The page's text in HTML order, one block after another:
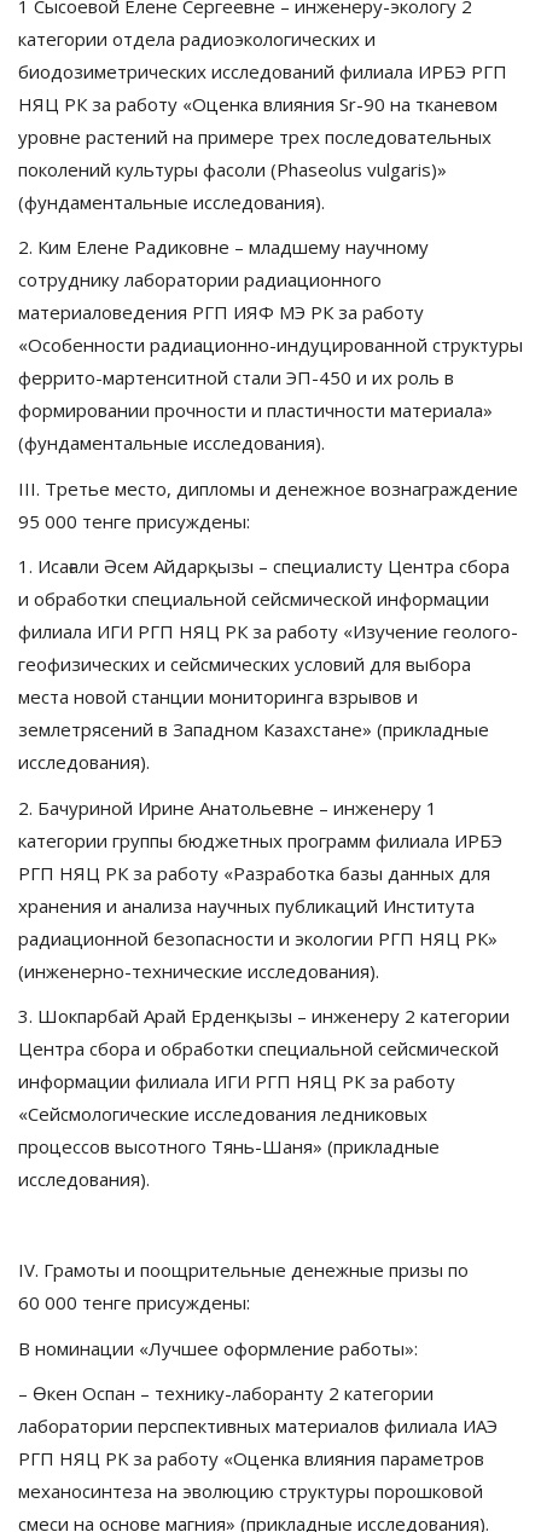
1 Сысоевой Елене Сергеевне – инженеру-экологу 2
категории отдела радиоэкологических и
биодозиметрических исследований филиала ИРБЭ РГП
НЯЦ РК за работу «Оценка влияния Sr-90 на тканевом
уровне растений на примере трех последовательных
поколений культуры фасоли (Phaseolus vulgaris)»
(фундаментальные исследования).
2. Ким Елене Радиковне – младшему научному
сотруднику лаборатории радиационного
материаловедения РГП ИЯФ МЭ РК за работу
«Особенности радиационно-индуцированной структуры
феррито-мартенситной стали ЭП-450 и их роль в
формировании прочности и пластичности материала»
(фундаментальные исследования).
III. Третье место, дипломы и денежное вознаграждение
95 000 тенге присуждены:
1. Исағали Әсем Айдарқызы – специалисту Центра сбора
и обработки специальной сейсмической информации
филиала ИГИ РГП НЯЦ РК за работу «Изучение геолого-
геофизических и сейсмических условий для выбора
места новой станции мониторинга взрывов и
землетрясений в Западном Казахстане» (прикладные
исследования).
2. Бачуриной Ирине Анатольевне – инженеру 1
категории группы бюджетных программ филиала ИРБЭ
РГП НЯЦ РК за работу «Разработка базы данных для
хранения и анализа научных публикаций Института
радиационной безопасности и экологии РГП НЯЦ РК»
(инженерно-технические исследования).
3. Шокпарбай Арай Ерденқызы – инженеру 2 категории
Центра сбора и обработки специальной сейсмической
информации филиала ИГИ РГП НЯЦ РК за работу
«Сейсмологические исследования ледниковых
процессов высотного Тянь-Шаня» (прикладные
исследования).
IV. Грамоты и поощрительные денежные призы по
60 000 тенге присуждены:
В номинации «Лучшее оформление работы»:
– Өкен Оспан – технику-лаборанту 2 категории
лаборатории перспективных материалов филиала ИАЭ
РГП НЯЦ РК за работу «Оценка влияния параметров
механосинтеза на эволюцию структуры порошковой
смеси на основе магния» (прикладные исследования).